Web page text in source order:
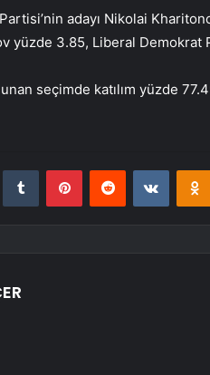
adayı Nikolai
yüzde 3.85, Liberal Demokrat
seçimde katılım yüzde
Tumblr PinterestReddit